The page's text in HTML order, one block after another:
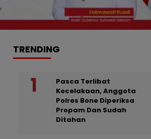
TRENDING
Pasca Terlibat
Kecelakaan, Anggota
Polres Bone Diperiksa
Propam Dan Sudah
Ditahan